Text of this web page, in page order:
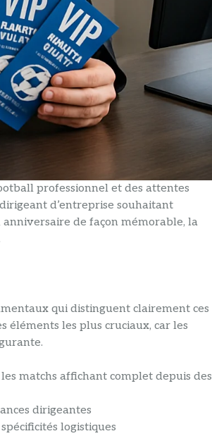
professionnel et des attentes
d’entreprise souhaitant
de façon mémorable, la
qui distinguent clairement ces
éléments les plus cruciaux, car les
matchs affichant complet depuis des
dirigeantes
logistiques